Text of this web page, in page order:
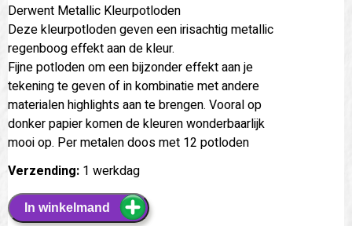
Derwent Metallic Kleurpotloden
Deze kleurpotloden geven een irisachtig metallic
regenboog effekt aan de kleur.
Fijne potloden om een bijzonder effekt aan je
tekening te geven of in kombinatie met andere
materialen highlights aan te brengen. Vooral op
donker papier komen de kleuren wonderbaarlijk
mooi op. Per metalen doos met 12 potloden
Verzending: 1 werkdag
In winkelmand